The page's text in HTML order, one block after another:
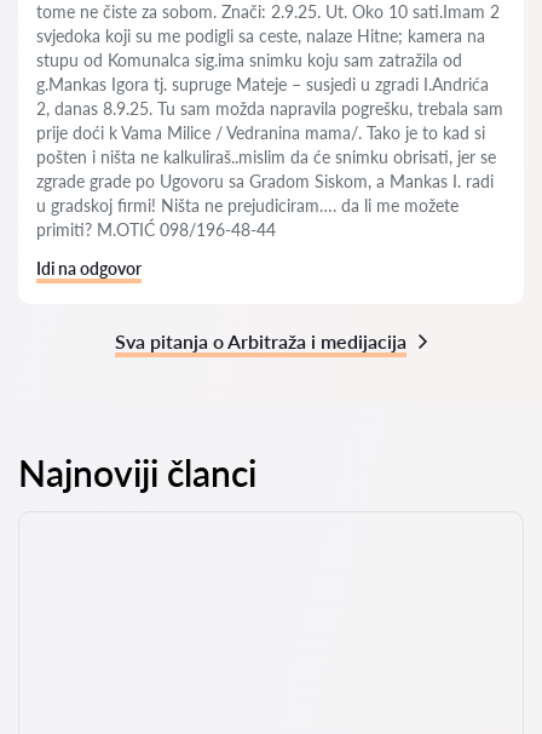
tome ne čiste za sobom. Znači: 2.9.25. Ut. Oko 10 sati.Imam 2
svjedoka koji su me podigli sa ceste, nalaze Hitne; kamera na
stupu od Komunalca sig.ima snimku koju sam zatražila od
g.Mankas Igora tj. supruge Mateje – susjedi u zgradi I.Andrića
2, danas 8.9.25. Tu sam možda napravila pogrešku, trebala sam
prije doći k Vama Milice / Vedranina mama/. Tako je to kad si
pošten i ništa ne kalkuliraš..mislim da će snimku obrisati, jer se
zgrade grade po Ugovoru sa Gradom Siskom, a Mankas I. radi
u gradskoj firmi! Ništa ne prejudiciram…. da li me možete
primiti? M.OTIĆ 098/196-48-44
Idi na odgovor
Sva pitanja o Arbitraža i medijacija
Najnoviji članci